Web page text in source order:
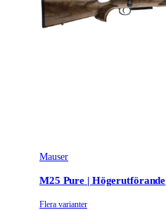
Mauser
M25 Pure | Högerutförande
Flera varianter